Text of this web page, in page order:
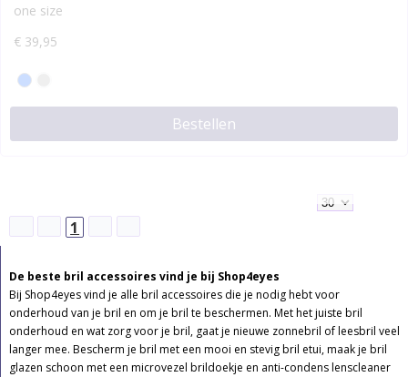
one size
€ 39,95
Bestellen
1
De beste bril accessoires vind je bij Shop4eyes
Bij Shop4eyes vind je alle bril accessoires die je nodig hebt voor
onderhoud van je bril en om je bril te beschermen. Met het juiste bril
onderhoud en wat zorg voor je bril, gaat je nieuwe zonnebril of leesbril veel
langer mee. Bescherm je bril met een mooi en stevig bril etui, maak je bril
glazen schoon met een microvezel brildoekje en anti-condens lenscleaner